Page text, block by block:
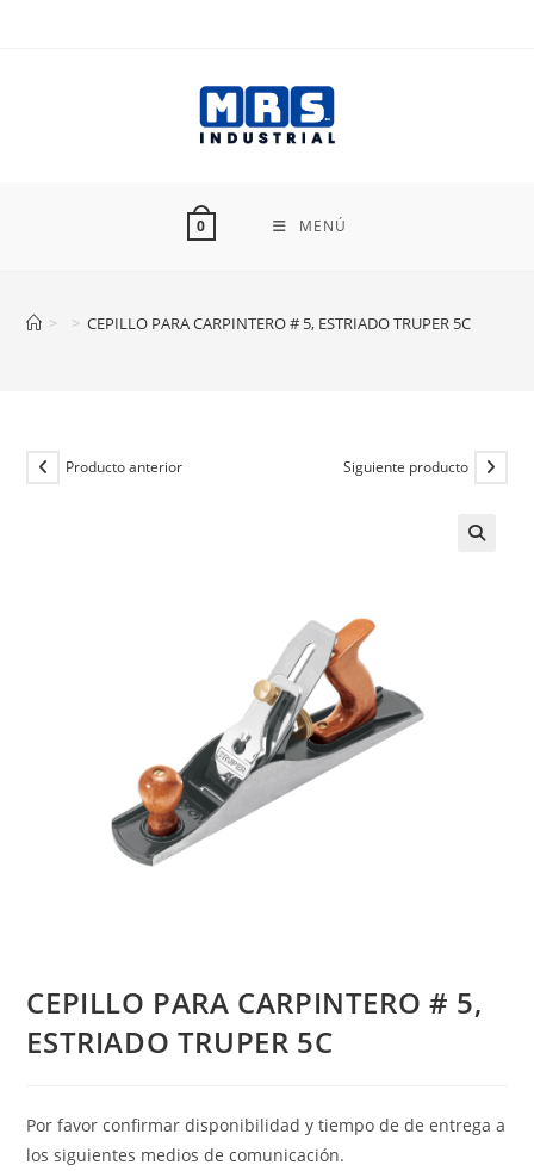
0 MENÚ
> > CEPILLO PARA CARPINTERO # 5, ESTRIADO TRUPER 5C
Producto anterior Siguiente producto
CEPILLO PARA CARPINTERO # 5,
ESTRIADO TRUPER 5C
Por favor confirmar disponibilidad y tiempo de de entrega a
los siguientes medios de comunicación.